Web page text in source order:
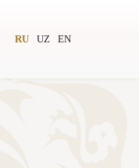
RU UZ EN